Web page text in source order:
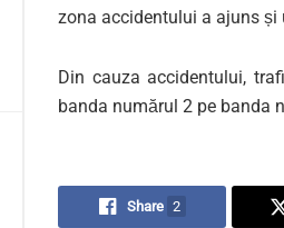
zona accidentului a ajuns și
Din cauza accidentului,
banda numărul 2 pe banda
Share 2